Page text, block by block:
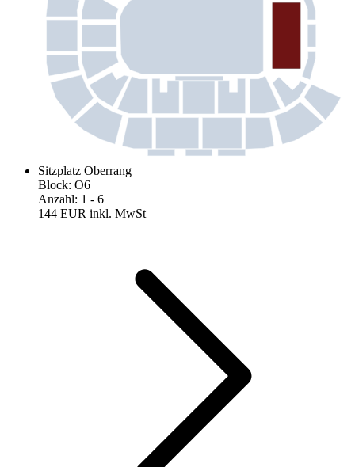
Sitzplatz Oberrang
Block: O6
Anzahl: 1 - 6
144 EUR inkl. MwSt